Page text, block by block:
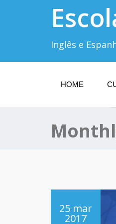
Inglês e
HOME
25 mar
2017